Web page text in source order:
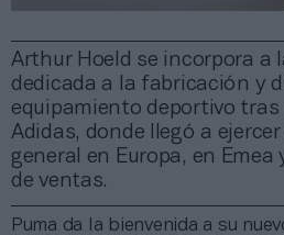
Arthur Hoeld se incorpora a
dedicada a la fabricación y
equipamiento deportivo tras
Adidas, donde llegó a
general en Europa, en Emea
de ventas.
Puma da la bienvenida a su